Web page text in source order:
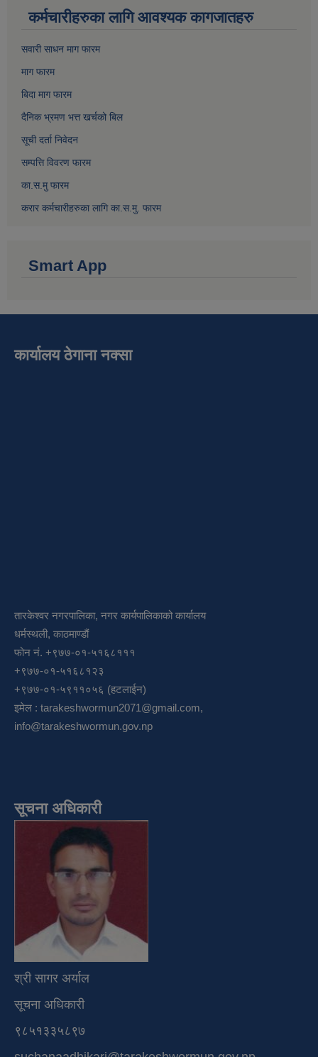
कर्मचारीहरुका लागि आवश्यक कागजातहरु
सवारी साधन माग फारम
माग फारम
बिदा माग फारम
दैनिक भ्रमण भत्त खर्चको बिल
सूची दर्ता निवेदन
सम्पत्ति विवरण फारम
का.स.मु फारम
करार कर्मचारीहरुका लागि का.स.मु. फारम
Smart App
कार्यालय ठेगाना नक्सा
तारकेश्वर नगरपालिका, नगर कार्यपालिकाको कार्यालय
धर्मस्थली, काठमाण्डौं
फोन नं. +९७७-०१-५१६८१११
+९७७-०१-५१६८१२३
+९७७-०१-५९११०५६ (हटलाईन)
इमेल : tarakeshwormun2071@gmail.com,
info@tarakeshwormun.gov.np
सूचना अधिकारी
श्री सागर अर्याल
सूचना अधिकारी
९८५१३३५८९७